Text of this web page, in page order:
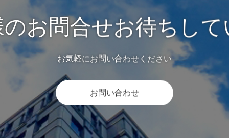
お問合せお待ちし
お気軽にお問い合わせください
お問い合わせ